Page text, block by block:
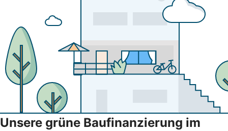
Unsere grüne Baufinanzierung im